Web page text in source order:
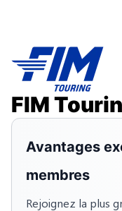
FIM
Avantages
membres
Rejoignez la plus